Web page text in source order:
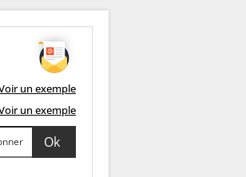
un exemple
un exemple